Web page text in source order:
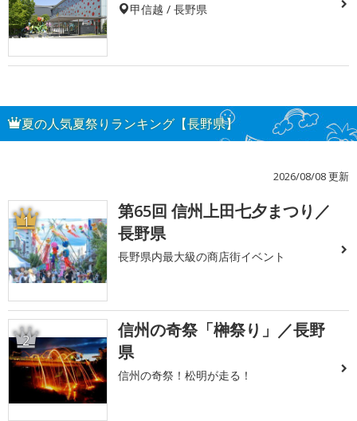
甲信越 / 長野県
夏の人気夏祭りランキング【長野県】
2026/08/08 更新
1
第65回 信州上田七夕まつり／
長野県
長野県内最大級の商店街イベント
2
信州の奇祭「榊祭り」／長野
県
信州の奇祭！松明が走る！